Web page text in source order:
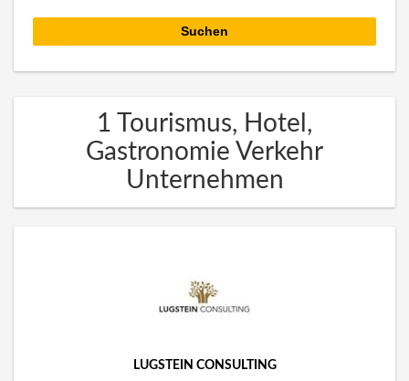
1 Tourismus, Hotel,
Gastronomie Verkehr
Unternehmen
LUGSTEIN CONSULTING